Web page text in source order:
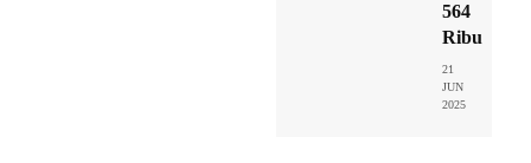
564
Ribu
21
JUN
2025